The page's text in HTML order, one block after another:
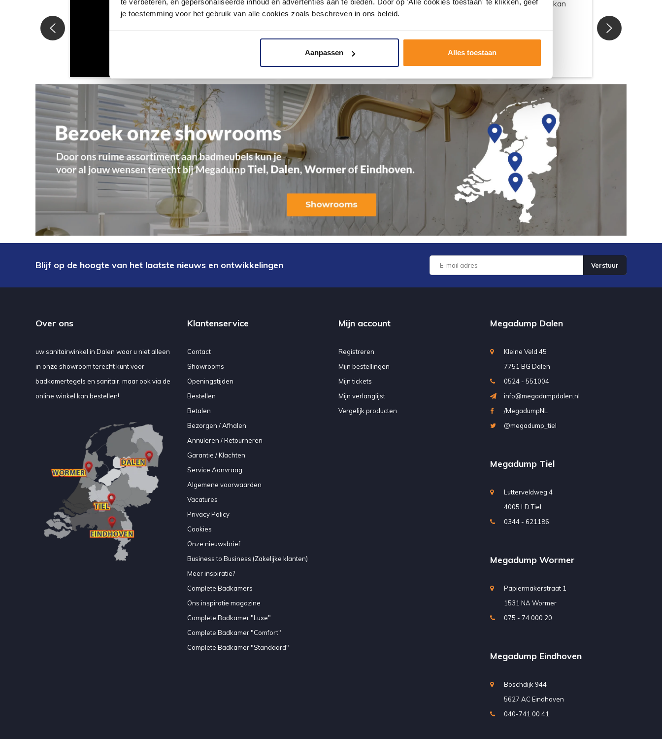
je toestemming voor het gebruik van alle cookies zoals beschreven in ons beleid.
Aanpassen Alles toestaan
Blijf op de hoogte van het laatste nieuws en ontwikkelingen Verstuur
Over ons
uw sanitairwinkel in Dalen waar u niet alleen
in onze showroom terecht kunt voor
badkamertegels en sanitair, maar ook via de
online winkel kan bestellen!
Klantenservice
Contact
Showrooms
Openingstijden
Bestellen
Betalen
Bezorgen / Afhalen
Annuleren / Retourneren
Garantie / Klachten
Service Aanvraag
Algemene voorwaarden
Vacatures
Privacy Policy
Cookies
Onze nieuwsbrief
Business to Business (Zakelijke klanten)
Meer inspiratie?
Complete Badkamers
Ons inspiratie magazine
Complete Badkamer "Luxe"
Complete Badkamer "Comfort"
Complete Badkamer "Standaard"
Mijn account
Registreren
Mijn bestellingen
Mijn tickets
Mijn verlanglijst
Vergelijk producten
Megadump Dalen
Kleine Veld 45
7751 BG Dalen
0524 - 551004
info@megadumpdalen.nl
/MegadumpNL
@megadump_tiel
Megadump Tiel
Lutterveldweg 4
4005 LD Tiel
0344 - 621186
Megadump Wormer
Papiermakerstraat 1
1531 NA Wormer
075 - 74 000 20
Megadump Eindhoven
Boschdijk 944
5627 AC Eindhoven
040-741 00 41